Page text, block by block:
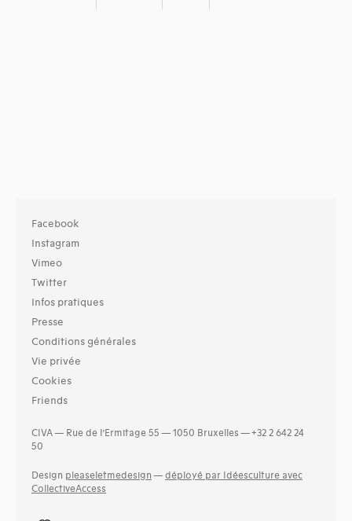
Facebook
Instagram
Vimeo
Twitter
Infos pratiques
Presse
Conditions générales
Vie privée
Cookies
Friends
CIVA — Rue de l’Ermitage 55 — 1050 Bruxelles — +32 2 642 24
50
Design pleaseletmedesign — déployé par Idéesculture avec
CollectiveAccess